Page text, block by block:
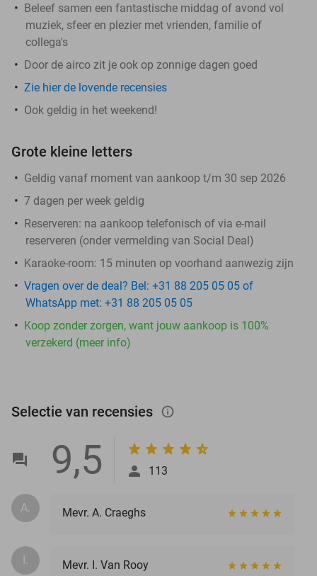
Beleef samen een fantastische middag of avond vol
muziek, sfeer en plezier met vrienden, familie of
collega's
Door de airco zit je ook op zonnige dagen goed
Zie hier de lovende recensies
Ook geldig in het weekend!
Grote kleine letters
Geldig vanaf moment van aankoop t/m 30 sep 2026
7 dagen per week geldig
Reserveren: na aankoop telefonisch of via e-mail
reserveren (onder vermelding van Social Deal)
Karaoke-room: 15 minuten op voorhand aanwezig zijn
Vragen over de deal? Bel: +31 88 205 05 05 of
WhatsApp met: +31 88 205 05 05
Koop zonder zorgen, want jouw aankoop is 100%
verzekerd (meer info)
Selectie van recensies info_outlined
9,5 113
A. Mevr. A. Craeghs
I.
Mevr. I. Van Rooy